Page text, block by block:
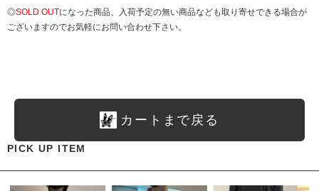
◎SOLD OUTになった商品、入荷予定の無い商品なども取り寄せできる場合が
ございますのでお気軽にお問い合わせ下さい。
カートまで戻る
PICK UP ITEM